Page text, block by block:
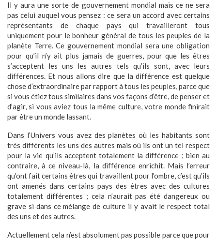
Il y aura une sorte de gouvernement mondial mais ce ne sera
pas celui auquel vous pensez : ce sera un accord avec certains
représentants de chaque pays qui travailleront tous
uniquement pour le bonheur général de tous les peuples de la
planète Terre. Ce gouvernement mondial sera une obligation
pour qu’il n’y ait plus jamais de guerres, pour que les êtres
s’acceptent les uns les autres tels qu’ils sont, avec leurs
différences. Et nous allons dire que la différence est quelque
chose d’extraordinaire par rapport à tous les peuples, parce que
si vous étiez tous similaires dans vos façons d’être, de penser et
d’agir, si vous aviez tous la même culture, votre monde finirait
par être un monde lassant.
Dans l’Univers vous avez des planètes où les habitants sont
très différents les uns des autres mais où ils ont un tel respect
pour la vie qu’ils acceptent totalement la différence ; bien au
contraire, à ce niveau-là, la différence enrichit. Mais l’erreur
qu’ont fait certains êtres qui travaillent pour l’ombre, c’est qu’ils
ont amenés dans certains pays des êtres avec des cultures
totalement différentes ; cela n’aurait pas été dangereux ou
grave si dans ce mélange de culture il y avait le respect total
des uns et des autres.
Actuellement cela n’est absolument pas possible parce que pour